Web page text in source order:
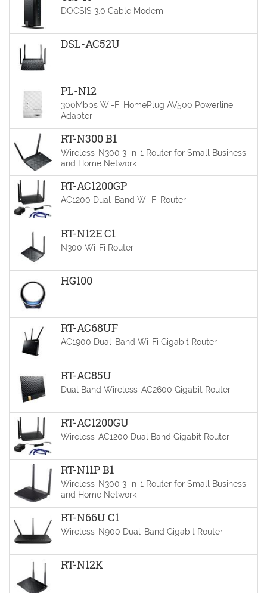
DOCSIS 3.0 Cable Modem
DSL-AC52U
PL-N12
300Mbps Wi-Fi HomePlug AV500 Powerline
Adapter
RT-N300 B1
Wireless-N300 3-in-1 Router for Small Business
and Home Network
RT-AC1200GP
AC1200 Dual-Band Wi-Fi Router
RT-N12E C1
N300 Wi-Fi Router
HG100
RT-AC68UF
AC1900 Dual-Band Wi-Fi Gigabit Router
RT-AC85U
Dual Band Wireless-AC2600 Gigabit Router
RT-AC1200GU
Wireless-AC1200 Dual Band Gigabit Router
RT-N11P B1
Wireless-N300 3-in-1 Router for Small Business
and Home Network
RT-N66U C1
Wireless-N900 Dual-Band Gigabit Router
RT-N12K